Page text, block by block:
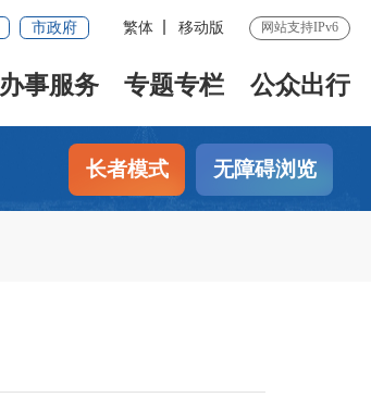
市政府 繁体 移动版 网站支持IPv6
办事服务 专题专栏 公众出行
长者模式 无障碍浏览